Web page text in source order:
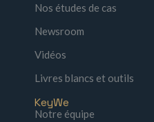
Nos études de cas
Newsroom
Vidéos
Livres blancs et outils
KeyWe
Notre équipe